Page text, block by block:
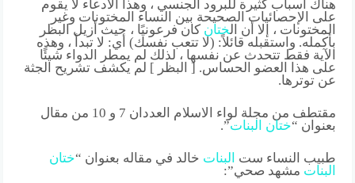
هناك أسباب كثيرة للبرود الجنسي ، وهذا الادعاء لا يقوم
على الإحصائيات الصحيحة بين النساء المختونات وغير
المختونات ، إلا أن ال ختان كان فرعونيًا ، حيث أزيل البظر
بأكمله. واستقبله قائلاً: (لا تتعب نفسك) أي: لا تبدأ ، وهذه
الآية فقط تتحدث عن نفسها ، لذلك لم يمطر الدواء شيئًا
على هذا العضو الحساس. [ البظر ] لم يكشف تشريح الجثة
عن توترها.
مقتطف من مجلة لواء الاسلام العددان 7 و 10 من مقال
بعنوان “ختان البنات”.
طبيب النساء ست البنات خالد في مقاله بعنوان “ختان
البنات مشهد صحي”: